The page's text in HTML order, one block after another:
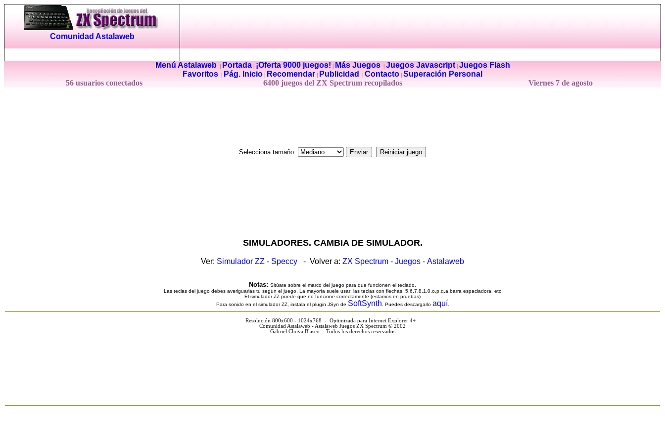
Comunidad Astalaweb
Menú Astalaweb| Portada| ¡Oferta 9000 juegos! Más Juegos| Juegos Javascript| Juegos Flash
Favoritos
Pág. Inicio Recomendar Publicidad Contacto Superación Personal
56 usuarios conectados
6400 juegos del ZX Spectrum recopilados Viernes 7 de agosto
Selecciona tamaño:
SIMULADORES. CAMBIA DE SIMULADOR.
Ver: Simulador ZZ - Speccy - Volver a: ZX Spectrum - Juegos - Astalaweb
Notas: Sitúate sobre el marco del juego para que funcionen el teclado.
Las teclas del juego debes averiguarlas tú según el juego. La mayoría suele usar: las teclas con flechas, 5,6,7,8,1,0,o,p,q,a,barra espaciadora, etc
El simulador ZZ puede que no funcione correctamente (estamos en pruebas)
Para sonido en el simulador ZZ, instala el plugin JSyn de SoftSynth . Puedes descargarlo aquí
Resolución 800x600 - 1024x768 - Optimizada para Internet Explorer 4+
Comunidad Astalaweb - Astalaweb Juegos ZX Spectrum © 2002
Gabriel Chova Blasco - Todos los derechos reservados